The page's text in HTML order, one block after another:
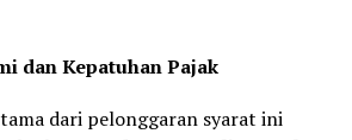
dan Kepatuhan Pajak
dari pelonggaran syarat ini